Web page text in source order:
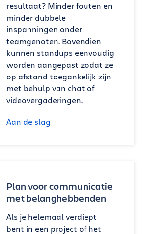
resultaat? Minder fouten en
minder dubbele
inspanningen onder
teamgenoten. Bovendien
kunnen standups eenvoudig
worden aangepast zodat ze
op afstand toegankelijk zijn
met behulp van chat of
videovergaderingen.
Aan de slag
Plan voor communicatie
met belanghebbenden
Als je helemaal verdiept
bent in een project of het